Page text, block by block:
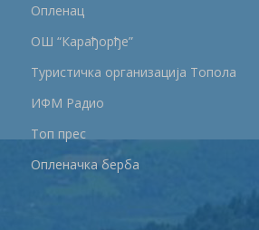
Опленац
ОШ “Карађорђе”
Туристичка организација Топола
ИФМ Радио
Топ прес
Опленачка берба